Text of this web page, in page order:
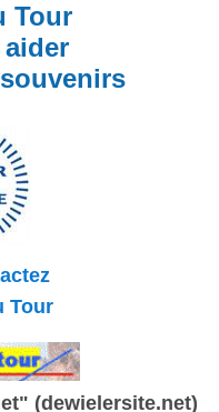
Tour
Tour
(dewielersite.net)